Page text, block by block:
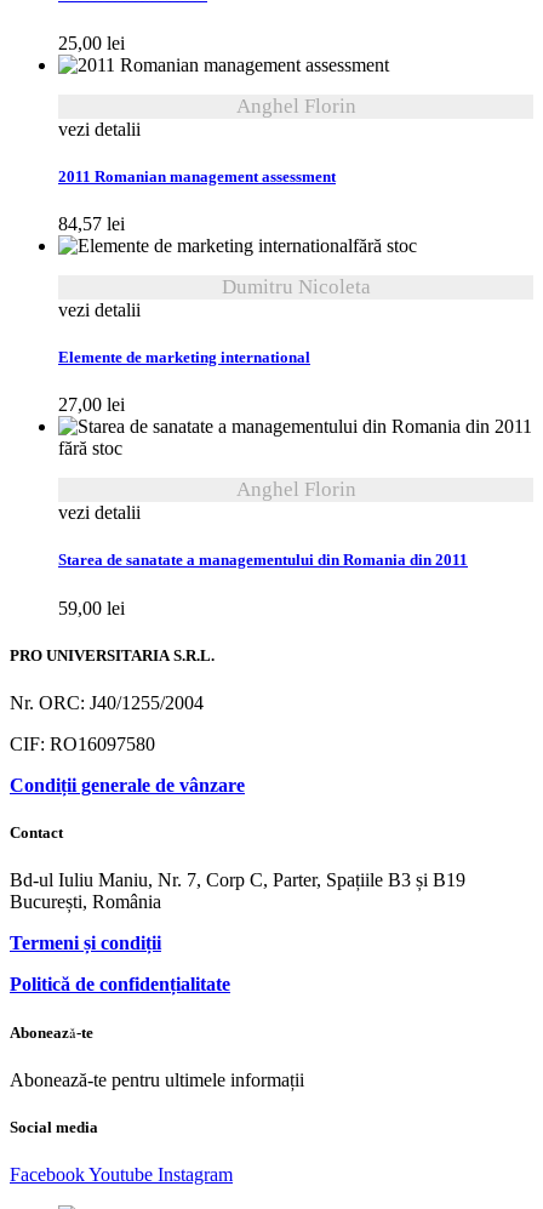
25,00 lei
Anghel Florin
vezi detalii
2011 Romanian management assessment
84,57 lei
fără stoc
Dumitru Nicoleta
vezi detalii
Elemente de marketing international
27,00 lei
fără stoc
Anghel Florin
vezi detalii
Starea de sanatate a managementului din Romania din 2011
59,00 lei
PRO UNIVERSITARIA S.R.L.
Nr. ORC: J40/1255/2004
CIF: RO16097580
Condiții generale de vânzare
Contact
Bd-ul Iuliu Maniu, Nr. 7, Corp C, Parter, Spațiile B3 și B19
București, România
Termeni și condiții
Politică de confidențialitate
Abonează-te
Abonează-te pentru ultimele informații
Social media
FacebookYoutube Instagram